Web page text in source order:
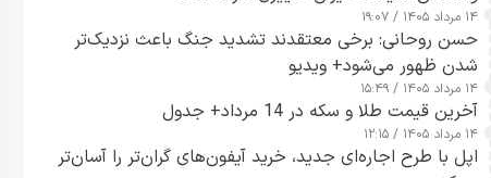
۱۴ مرداد ۱۴۰۵ / ۱۹:۰۷
حسن روحانی: برخی معتقدند تشدید جنگ باعث نزدیک‌تر
شدن ظهور می‌شود+ ویدیو
۱۴ مرداد ۱۴۰۵ / ۱۵:۴۹
آخرین قیمت طلا و سکه در 14 مرداد+ جدول
۱۴ مرداد ۱۴۰۵ / ۱۲:۱۵
اپل با طرح اجاره‌ای جدید، خرید آیفون‌های گران‌تر را آسان‌تر